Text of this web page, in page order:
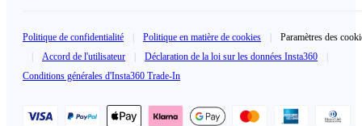
Politique de confidentialité Politique en matière de cookies
Paramètres des
Accord de l'utilisateur Déclaration de la loi sur les données Insta360
Conditions générales d'Insta360 Trade-In